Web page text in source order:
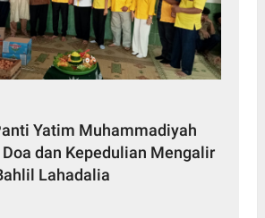
Yatim Muhammadiyah
dan Kepedulian Mengalir
Lahadalia